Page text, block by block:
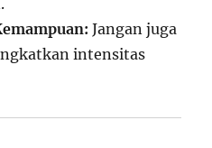
Jangan juga
intensitas